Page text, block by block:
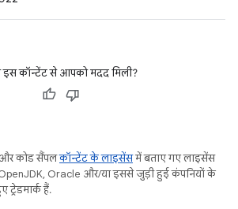
इस कॉन्टेंट से आपको मदद मिली?
और कोड सैंपलकॉन्टेंट के लाइसेंसमें बताए गए लाइसेंस
Oracle और/या इससे जुड़ी हुई कंपनियों के
ट्रेडमार्क हैं.